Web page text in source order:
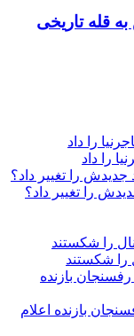
قله تاریخی
را داد
را تغییر داد؟
را شکستند
بازنده اعلام